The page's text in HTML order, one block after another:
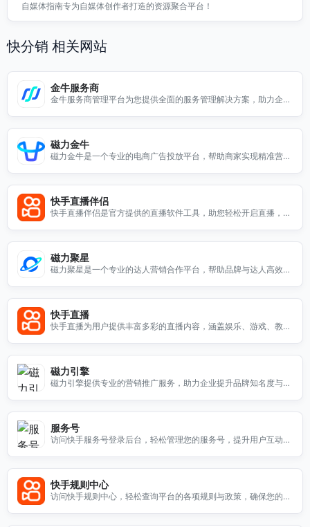
自媒体指南专为自媒体创作者打造的资源聚合平台！
快分销 相关网站
金牛服务商
金牛服务商管理平台为您提供全面的服务管理解决方案，助力企业
磁力金牛
磁力金牛是一个专业的电商广告投放平台，帮助商家实现精准营
快手直播伴侣
快手直播伴侣是官方提供的直播软件工具，助您轻松开启直播，提
磁力聚星
磁力聚星是一个专业的达人营销合作平台，帮助品牌与达人高效对
快手直播
快手直播为用户提供丰富多彩的直播内容，涵盖娱乐、游戏、教育
磁力引擎
磁力引擎提供专业的营销推广服务，助力企业提升品牌知名度与市
服务号
访问快手服务号登录后台，轻松管理您的服务号，提升用户互动体
快手规则中心
访问快手规则中心，轻松查询平台的各项规则与政策，确保您的使